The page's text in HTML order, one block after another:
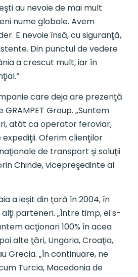
au nevoie de mai mult
nume globale. Avem
E nevoie însă, cu siguranţă,
Din punctul de vedere
a crescut mult, iar în
care deja are prezenţă
Group. „Suntem
atât ca operator feroviar,
Oferim clienţilor
de transport şi soluţii
Chinde, vicepreşedinte al
a ieşit din ţară în 2004, în
parteneri. „Între timp, ei s-
acţionari 100% în acea
alte ţări, Ungaria, Croaţia,
Grecia. „În continuare, ne
Turcia, Macedonia de